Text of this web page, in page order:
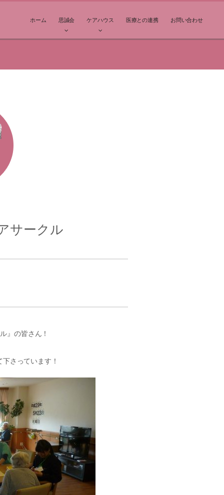
ホーム 思誠会 ケアハウス 医療との連携 お問い合わせ
サークル
』の皆さん！
さっています！